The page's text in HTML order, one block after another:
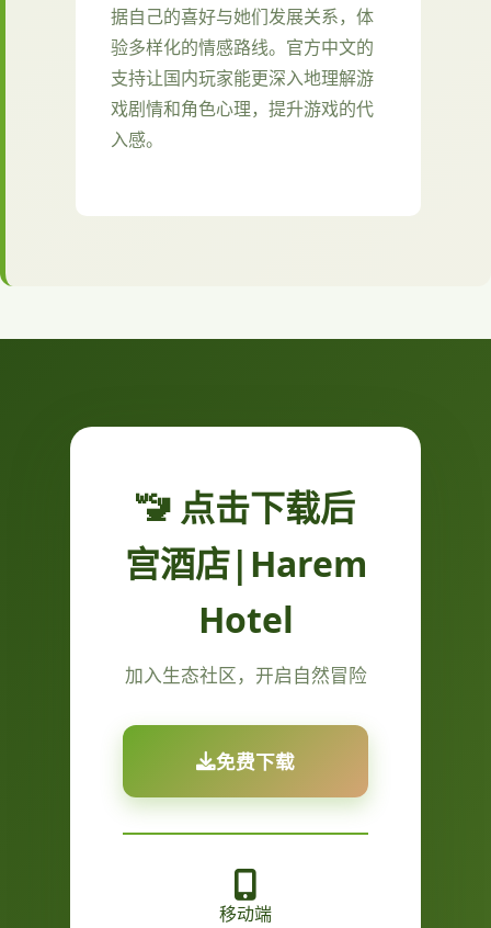
据自己的喜好与她们发展关系，体
验多样化的情感路线。官方中文的
支持让国内玩家能更深入地理解游
戏剧情和角色心理，提升游戏的代
入感。
🚾 点击下载后
宫酒店|Harem
Hotel
加入生态社区，开启自然冒险
免费下载
移动端